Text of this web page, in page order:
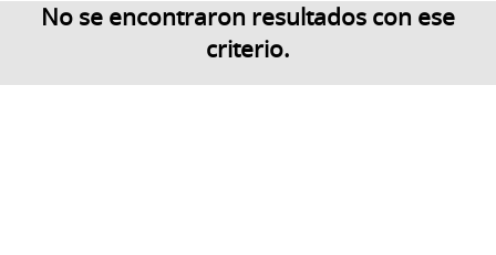
No se encontraron resultados con ese
criterio.